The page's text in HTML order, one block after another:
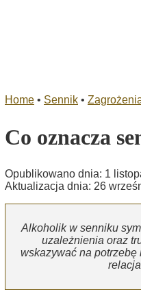
Home • Sennik •
Co oznacza
Opublikowano dnia: 1
Aktualizacja dnia: 26
Alkoholik w senniku
uzależnienia oraz
wskazywać na potrzebę